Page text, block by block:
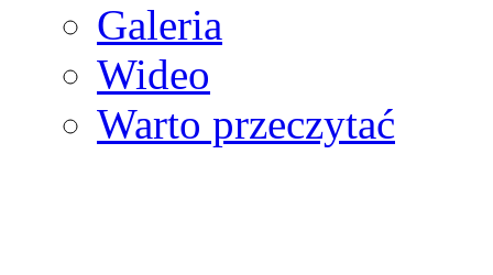
Galeria
Wideo
Warto przeczytać